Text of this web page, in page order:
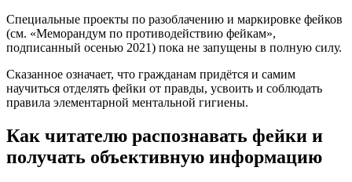
Специальные проекты по разоблачению и маркировке фейков
(см. «Меморандум по противодействию фейкам»,
подписанный осенью 2021) пока не запущены в полную силу.
Сказанное означает, что гражданам придётся и самим
научиться отделять фейки от правды, усвоить и соблюдать
правила элементарной ментальной гигиены.
Как читателю распознавать фейки и
получать объективную информацию